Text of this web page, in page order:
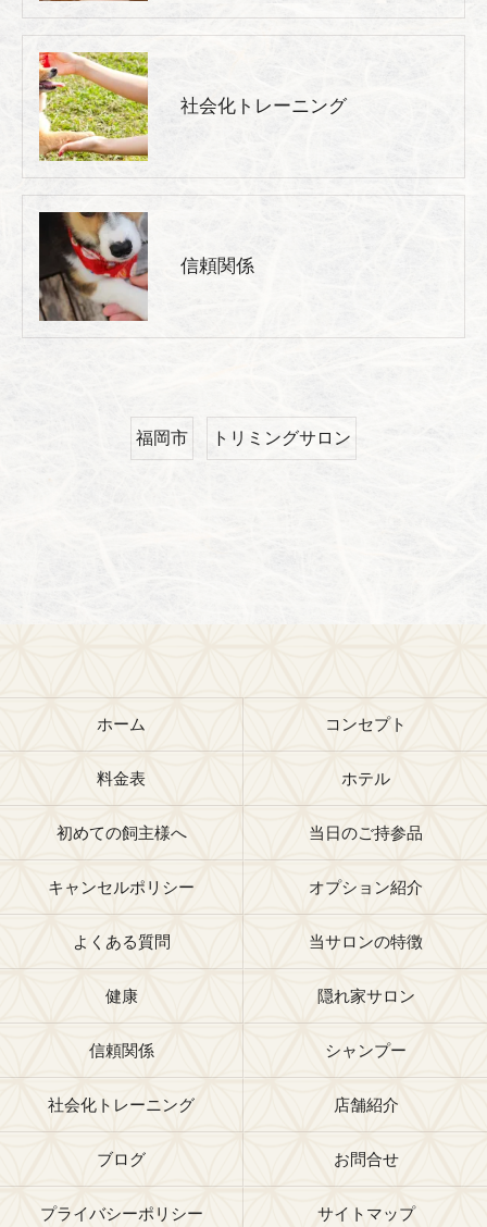
社会化トレーニング
信頼関係
福岡市 トリミングサロン
ホーム コンセプト
料金表 ホテル
初めての飼主様へ 当日のご持参品
キャンセルポリシー オプション紹介
よくある質問 当サロンの特徴
健康 隠れ家サロン
信頼関係 シャンプー
社会化トレーニング 店舗紹介
ブログ お問合せ
プライバシーポリシー サイトマップ